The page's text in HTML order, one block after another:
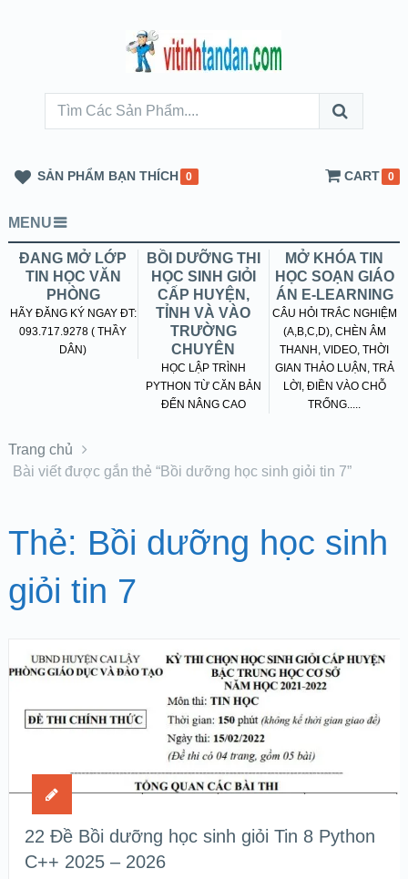
SẢN PHẨM BẠN THÍCH 0 CART 0
MENU
ĐANG MỞ LỚP
TIN HỌC VĂN
PHÒNG
HÃY ĐĂNG KÝ NGAY ĐT:
093.717.9278 ( THẦY
DÂN)
BỒI DƯỠNG THI
HỌC SINH GIỎI
CẤP HUYỆN,
TỈNH VÀ VÀO
TRƯỜNG
CHUYÊN
HỌC LẬP TRÌNH
PYTHON TỪ CĂN BẢN
ĐẾN NÂNG CAO
MỞ KHÓA TIN
HỌC SOẠN GIÁO
ÁN E-LEARNING
CÂU HỎI TRẮC NGHIỆM
(A,B,C,D), CHÈN ÂM
THANH, VIDEO, THỜI
GIAN THẢO LUẬN, TRẢ
LỜI, ĐIỀN VÀO CHỖ
TRỐNG.....
Trang chủ
Bài viết được gắn thẻ “Bồi dưỡng học sinh giỏi tin 7”
Thẻ: Bồi dưỡng học sinh
giỏi tin 7
22 Đề Bồi dưỡng học sinh giỏi Tin 8 Python
C++ 2025 – 2026